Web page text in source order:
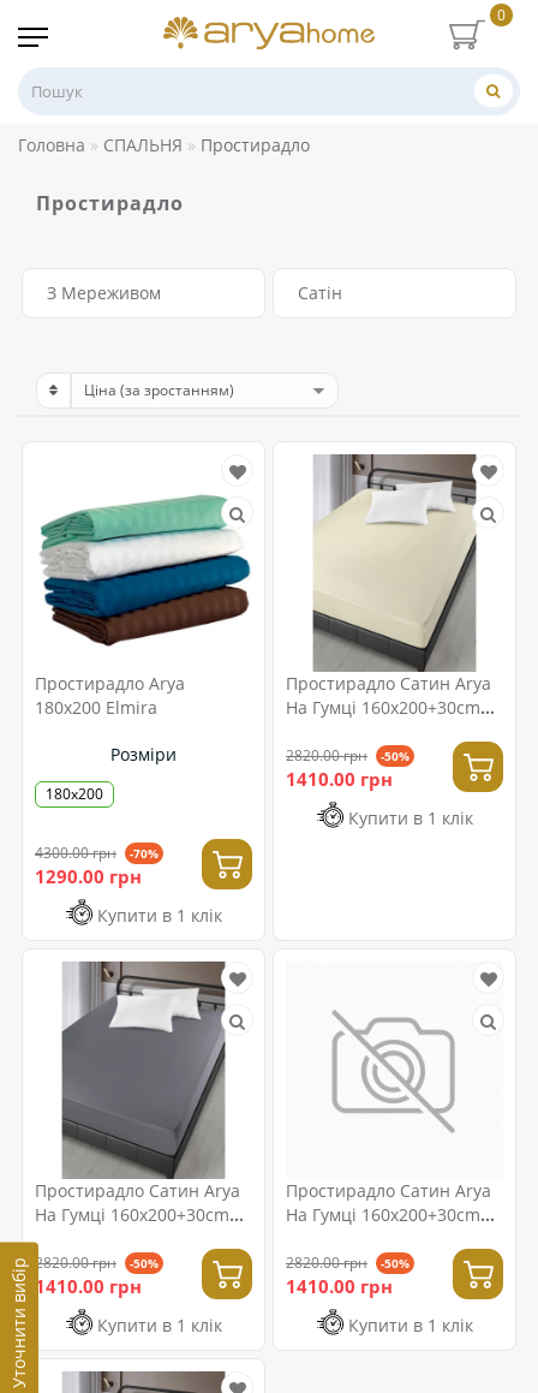
0
Головна СПАЛЬНЯ Простирадло
Уточнити вибір
Простирадло
З Мереживом Сатін
Простирадло Arya
180x200 Elmira
Розміри
180x200
4300.00 грн -70%
1290.00 грн
Купити в 1 клік
Простирадло Сатин Arya
На Гумці 160x200+30cm
2820.00 грн -50%
1410.00 грн
Купити в 1 клік
Простирадло Сатин Arya
На Гумці 160x200+30cm
London Сірий
2820.00 грн -50%
1410.00 грн
Купити в 1 клік
Простирадло Сатин Arya
На Гумці 160x200+30cm
коричневий
2820.00 грн -50%
1410.00 грн
Купити в 1 клік